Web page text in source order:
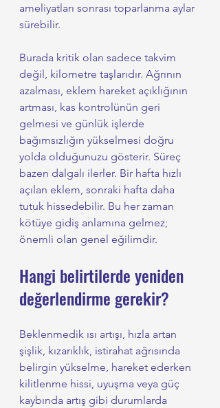
ameliyatları sonrası toparlanma aylar
sürebilir.
Burada kritik olan sadece takvim
değil, kilometre taşlarıdır. Ağrının
azalması, eklem hareket açıklığının
artması, kas kontrolünün geri
gelmesi ve günlük işlerde
bağımsızlığın yükselmesi doğru
yolda olduğunuzu gösterir. Süreç
bazen dalgalı ilerler. Bir hafta hızlı
açılan eklem, sonraki hafta daha
tutuk hissedebilir. Bu her zaman
kötüye gidiş anlamına gelmez;
önemli olan genel eğilimdir.
Hangi belirtilerde yeniden
değerlendirme gerekir?
Beklenmedik ısı artışı, hızla artan
şişlik, kızarıklık, istirahat ağrısında
belirgin yükselme, hareket ederken
kilitlenme hissi, uyuşma veya güç
kaybında artış gibi durumlarda